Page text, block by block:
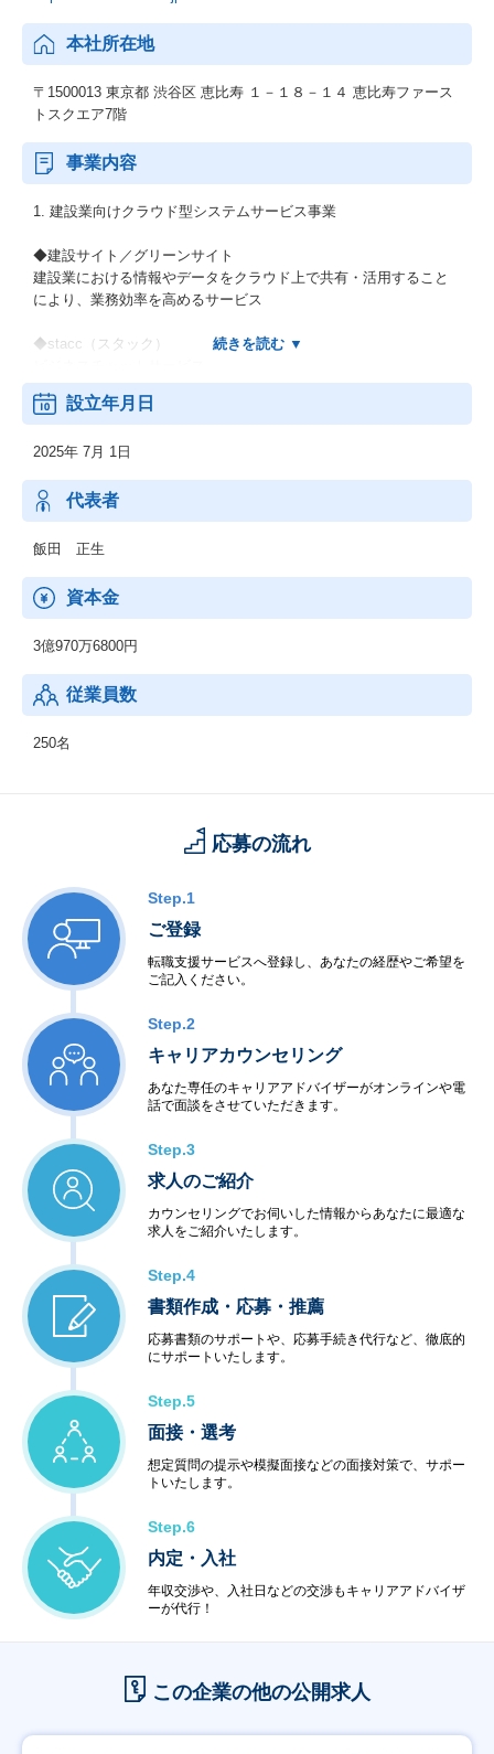
本社所在地
〒1500013 東京都 渋谷区 恵比寿 １－１８－１４ 恵比寿ファース
トスクエア7階
事業内容
1. 建設業向けクラウド型システムサービス事業
◆建設サイト／グリーンサイト
建設業における情報やデータをクラウド上で共有・活用すること
により、業務効率を高めるサービス
◆stacc（スタック）
◆kinkan（キンカン）
2. ビッグデータ活用事業
～48,000社、約14,900現場のデータを集約 シェアは4割を獲得し
ており、業界トップシェア～
専門工事会社同士のマッチングサービス
主にリテイル企業を対象に、各社が保有しているデータを分析す
るためのクラウドサービス
◆recemaru（レシマル）
家計簿アプリ
設立年月日
2025年 7月 1日
代表者
飯田 正生
資本金
3億970万6800円
従業員数
250名
応募の流れ
Step.1
ご登録
転職支援サービスへ登録し、あなたの経歴やご希望を
ご記入ください。
Step.2
キャリアカウンセリング
あなた専任のキャリアアドバイザーがオンラインや電
話で面談をさせていただきます。
Step.3
求人のご紹介
カウンセリングでお伺いした情報からあなたに最適な
求人をご紹介いたします。
Step.4
書類作成・応募・推薦
応募書類のサポートや、応募手続き代行など、徹底的
にサポートいたします。
Step.5
面接・選考
想定質問の提示や模擬面接などの面接対策で、サポー
トいたします。
Step.6
内定・入社
年収交渉や、入社日などの交渉もキャリアアドバイザ
ーが代行！
この企業の他の公開求人